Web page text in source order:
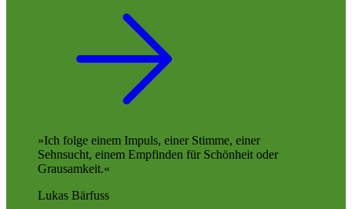
Ich folge einem Impuls, einer Stimme, einer
Sehnsucht, einem Empfinden für Schönheit oder
Grausamkeit.
Lukas Bärfuss